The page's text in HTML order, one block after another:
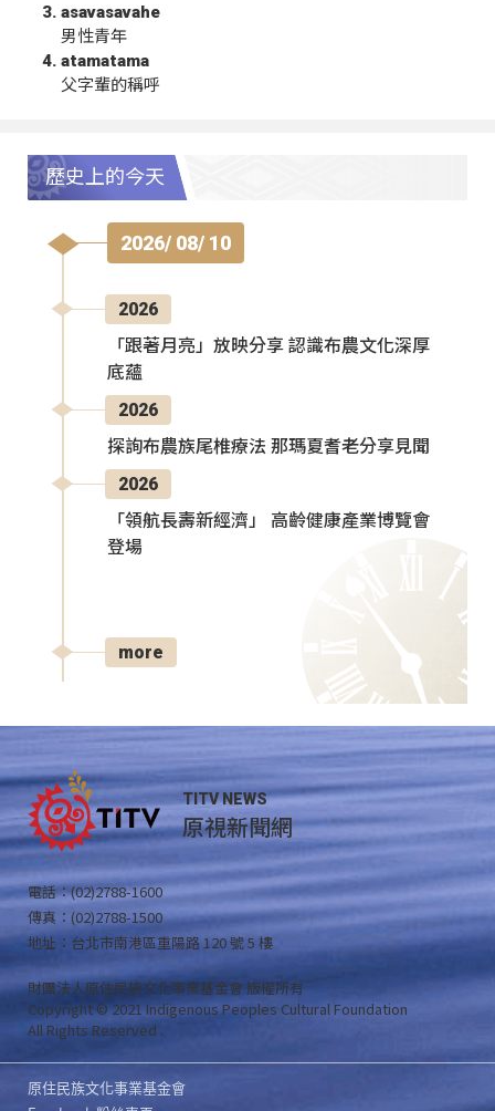
asavasavahe
男性青年
atamatama
父字輩的稱呼
歷史上的今天
2026/ 08/ 10
2026
「跟著月亮」放映分享 認識布農文化深厚
底蘊
2026
探詢布農族尾椎療法 那瑪夏耆老分享見聞
2026
「領航長壽新經濟」 高齡健康產業博覽會
登場
more
TITV NEWS
原視新聞網
電話：(02)2788-1600
傳真：(02)2788-1500
地址：台北市南港區重陽路 120 號 5 樓
財團法人原住民族文化事業基金會 版權所有
Copyright © 2021 Indigenous Peoples Cultural Foundation
All Rights Reserved .
原住民族文化事業基金會